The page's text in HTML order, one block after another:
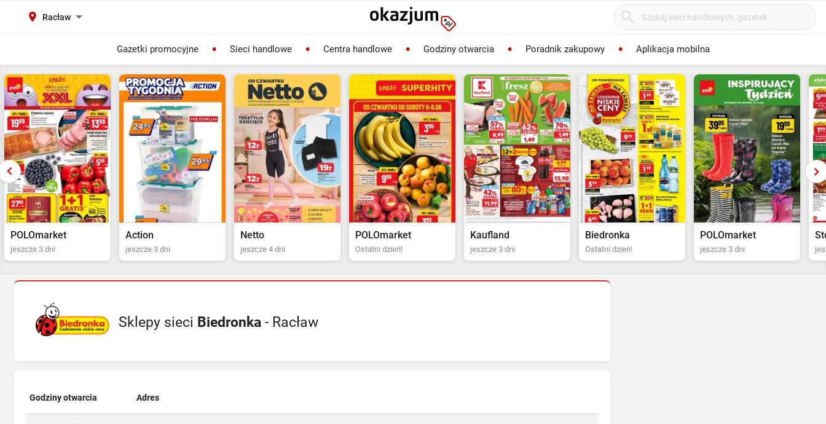
Racław
Gazetki promocyjne Sieci handlowe Centra handlowe Godziny otwarcia Poradnik zakupowy Aplikacja mobilna
Action
jeszcze 3 dni
Netto
jeszcze 4 dni
POLOmarket
Ostatni dzień!
Kaufland
jeszcze 3 dni
Biedronka
Ostatni dzień!
POLOmarket
jeszcze 3 dni jeszcze 4 dni
Sklepy sieci Biedronka - Racław
Godziny otwarcia Adres